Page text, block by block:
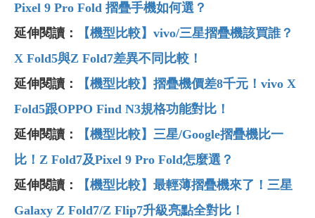
Pixel 9 Pro Fold 摺疊手機如何選？
延伸閱讀：
【機型比較】vivo/三星摺疊機該買誰？
X Fold5與Z Fold7差異不同比較！
延伸閱讀：
【機型比較】摺疊機價差8千元！vivo X
Fold5跟OPPO Find N3規格功能對比！
延伸閱讀：
【機型比較】三星/Google摺疊機比一
比！Z Fold7及Pixel 9 Pro Fold怎麼選？
延伸閱讀：
【機型比較】最輕薄摺疊機來了！三星
Galaxy Z Fold7/Z Flip7升級亮點全對比！